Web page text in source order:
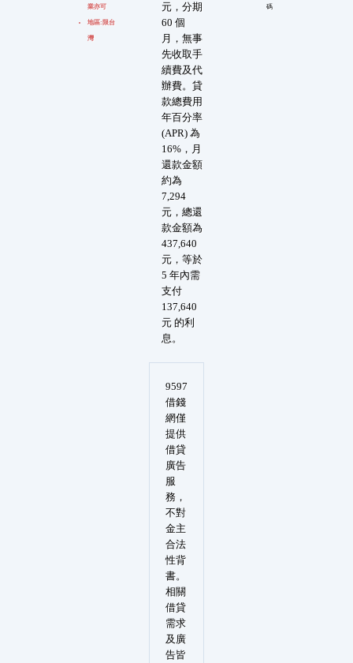
業亦可
地區:限台
灣
元，分期
60 個
月，無事
先收取手
續費及代
辦費。貸
款總費用
年百分率
(APR) 為
16%，月
還款金額
約為
7,294
元，總還
款金額為
437,640
元，等於
5 年內需
支付
137,640
元 的利
息。
碼
9597
借錢
網僅
提供
借貸
廣告
服
務，
不對
金主
合法
性背
書。
相關
借貸
需求
及廣
告皆